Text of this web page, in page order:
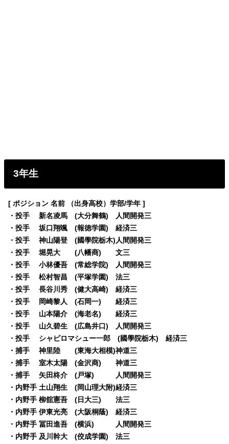
3年生
[ ポジション 名前 （出身高校）学部/学年 ]
・投手 新名凌馬 (大分舞鶴) 人間開発三
・投手 坂口翔颯 (報徳学園) 経済三
・投手 神山陽登 (國學院栃木)人間開発三
・投手 堀晃大 (八幡商) 文三
・投手 小林優吾 (常総学院) 人間開発三
・投手 松村智昌 (平塚学園) 法三
・投手 長谷川秀 (健大高崎) 経済三
・投手 岡崎黎人 (石岡一) 経済三
・投手 山本陽介 (海老名) 経済三
・投手 山久碧生 (広島井口) 人間開発三
・投手 シャピロマシュー一郎 (國學院栃木) 経済三
・捕手 神里陸 (東海大相模)神道三
・捕手 室木太陽 (金沢商) 神道三
・捕手 矢田柊介 (戸塚) 人間開発三
・内野手 土山翔生 (岡山理大附)経済三
・内野手 柳舘憲吾 (日大三) 法三
・内野手 伊東光亮 (大阪桐蔭) 経済三
・内野手 冨田進吾 (横浜) 人間開発三
・内野手 及川幹大 (佼成学園) 法三